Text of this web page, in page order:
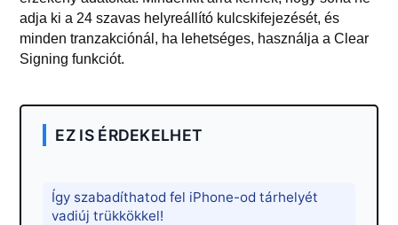
adja ki a 24 szavas helyreállító kulcskifejezését, és
minden tranzakciónál, ha lehetséges, használja a Clear
Signing funkciót.
EZ IS ÉRDEKELHET
Így szabadíthatod fel iPhone-od tárhelyét
vadiúj trükkökkel!